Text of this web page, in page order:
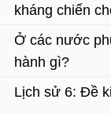
kháng chiến
ta lần thứ hai?
Ở các nước
hành gì?
Lịch sử 6: Đề